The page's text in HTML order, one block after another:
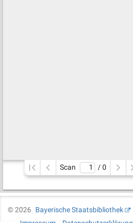
Scan / 0
©2026
Bayerische Staatsbibliothek